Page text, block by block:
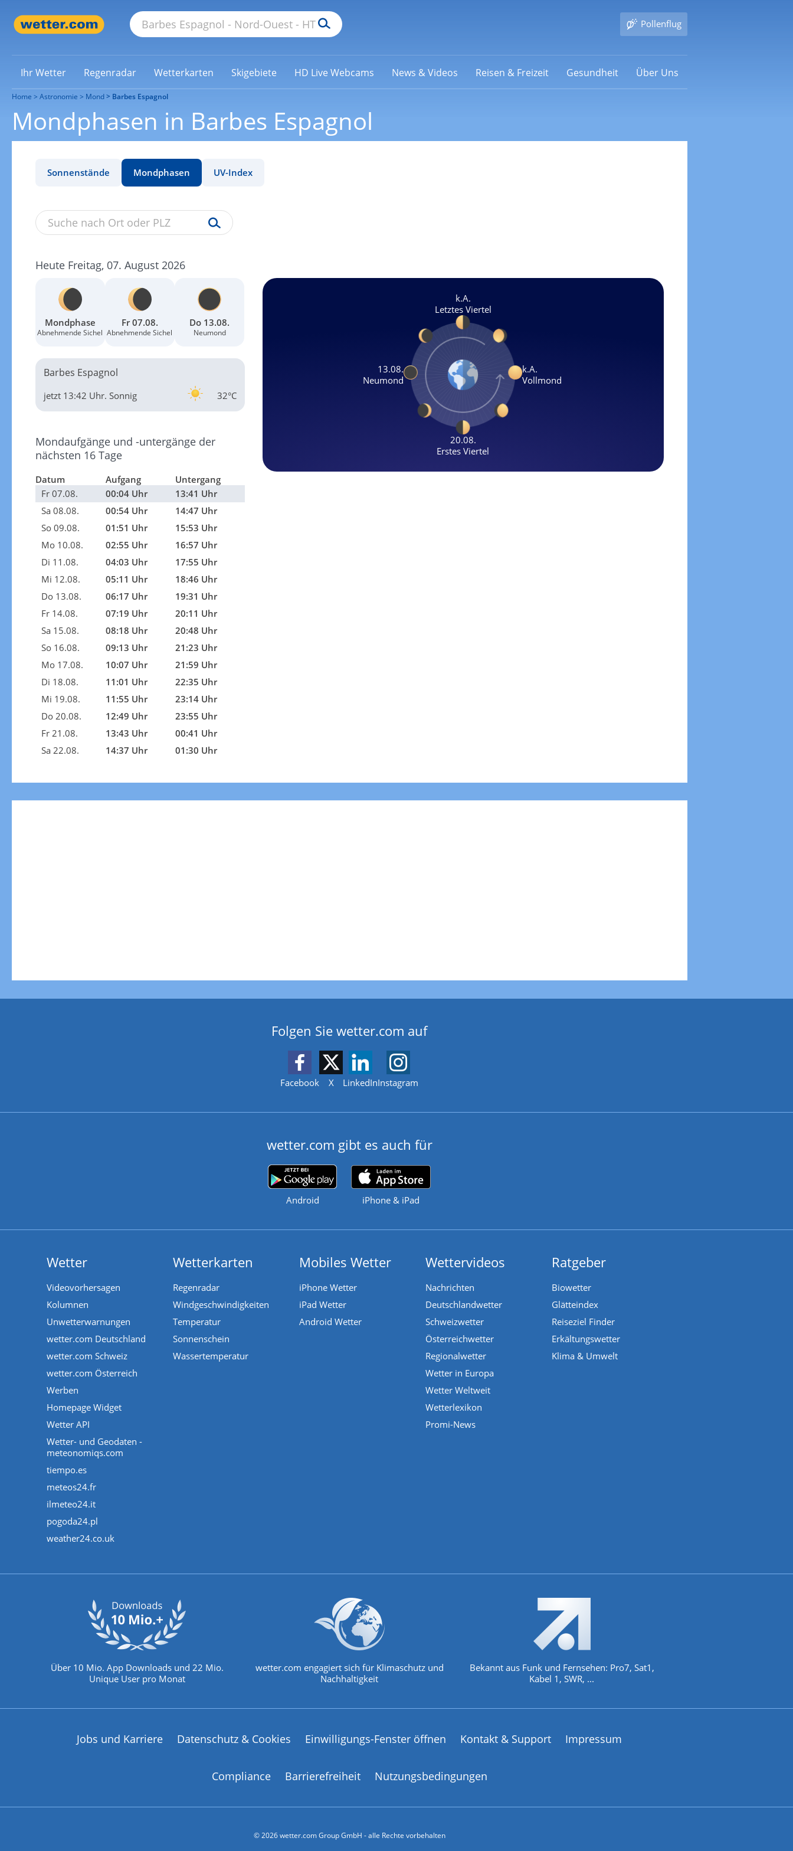
Pollenflug
Ihr Wetter Regenradar Wetterkarten Skigebiete HD Live Webcams News & Videos Reisen & Freizeit Gesundheit Über Uns
Home Astronomie Mond Barbes Espagnol
Mondphasen in Barbes Espagnol
Sonnenstände Mondphasen UV-Index
Heute Freitag, 07. August 2026
Mondphase
Abnehmende Sichel
Fr 07.08.
Abnehmende Sichel
Do 13.08.
Neumond
Barbes Espagnol
32°C
jetzt 13:42 Uhr. Sonnig
Mondaufgänge und -untergänge der
nächsten 16 Tage
Datum Aufgang
Untergang
Fr 07.08.
00:04 Uhr
13:41 Uhr
Sa 08.08.
00:54 Uhr
14:47 Uhr
So 09.08.
01:51 Uhr
15:53 Uhr
Mo 10.08.
02:55 Uhr
16:57 Uhr
Di 11.08.
04:03 Uhr
17:55 Uhr
Mi 12.08.
05:11 Uhr
18:46 Uhr
Do 13.08.
06:17 Uhr
19:31 Uhr
Fr 14.08.
07:19 Uhr
20:11 Uhr
Sa 15.08.
08:18 Uhr
20:48 Uhr
So 16.08.
09:13 Uhr
21:23 Uhr
Mo 17.08.
10:07 Uhr
21:59 Uhr
Di 18.08.
11:01 Uhr
22:35 Uhr
Mi 19.08.
11:55 Uhr
23:14 Uhr
Do 20.08.
12:49 Uhr
23:55 Uhr
Fr 21.08.
13:43 Uhr
00:41 Uhr
Sa 22.08.
14:37 Uhr 01:30 Uhr
k.A.
Letztes Viertel
13.08.
Neumond
k.A.
Vollmond
20.08.
Erstes Viertel
Folgen Sie wetter.com auf
Facebook X LinkedInInstagram
wetter.com gibt es auch für
Android iPhone & iPad
Wetter
Videovorhersagen
Kolumnen
Unwetterwarnungen
wetter.com Deutschland
wetter.com Schweiz
wetter.com Österreich
Werben
Homepage Widget
Wetter API
Wetter- und Geodaten -
meteonomiqs.com
tiempo.es
meteos24.fr
ilmeteo24.it
pogoda24.pl
weather24.co.uk
Wetterkarten
Regenradar
Windgeschwindigkeiten
Temperatur
Sonnenschein
Wassertemperatur
Mobiles Wetter
iPhone Wetter
iPad Wetter
Android Wetter
Wettervideos
Nachrichten
Deutschlandwetter
Schweizwetter
Österreichwetter
Regionalwetter
Wetter in Europa
Wetter Weltweit
Wetterlexikon
Promi-News
Ratgeber
Biowetter
Glätteindex
Reiseziel Finder
Erkältungswetter
Klima & Umwelt
Über 10 Mio. App Downloads und 22 Mio.
Unique User pro Monat
wetter.com engagiert sich für Klimaschutz und
Nachhaltigkeit
Bekannt aus Funk und Fernsehen: Pro7, Sat1,
Kabel 1, SWR, ...
Jobs und Karriere Datenschutz & Cookies Einwilligungs-Fenster öffnen Kontakt & Support Impressum
Compliance Barrierefreiheit Nutzungsbedingungen
© 2026 wetter.com Group GmbH - alle Rechte vorbehalten